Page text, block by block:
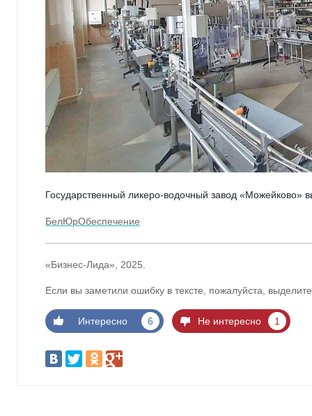
Государственный ликеро-водочный завод «Можейково»
БелЮрОбеспечение
«Бизнес-Лида», 2025.
Если вы заметили ошибку в тексте, пожалуйста,
Интересно 6 Не интересно 1